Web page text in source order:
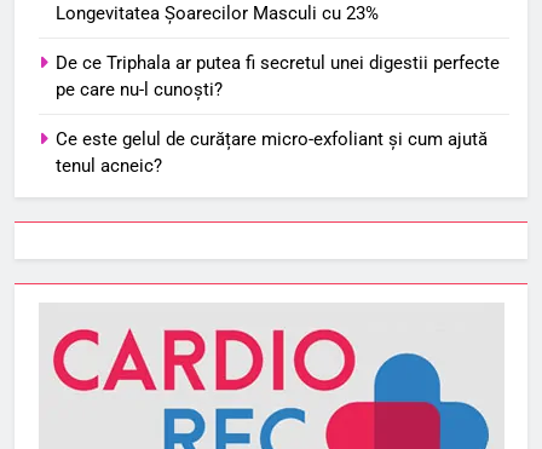
Longevitatea Șoarecilor Masculi cu 23%
De ce Triphala ar putea fi secretul unei digestii perfecte
pe care nu-l cunoști?
Ce este gelul de curățare micro-exfoliant și cum ajută
tenul acneic?